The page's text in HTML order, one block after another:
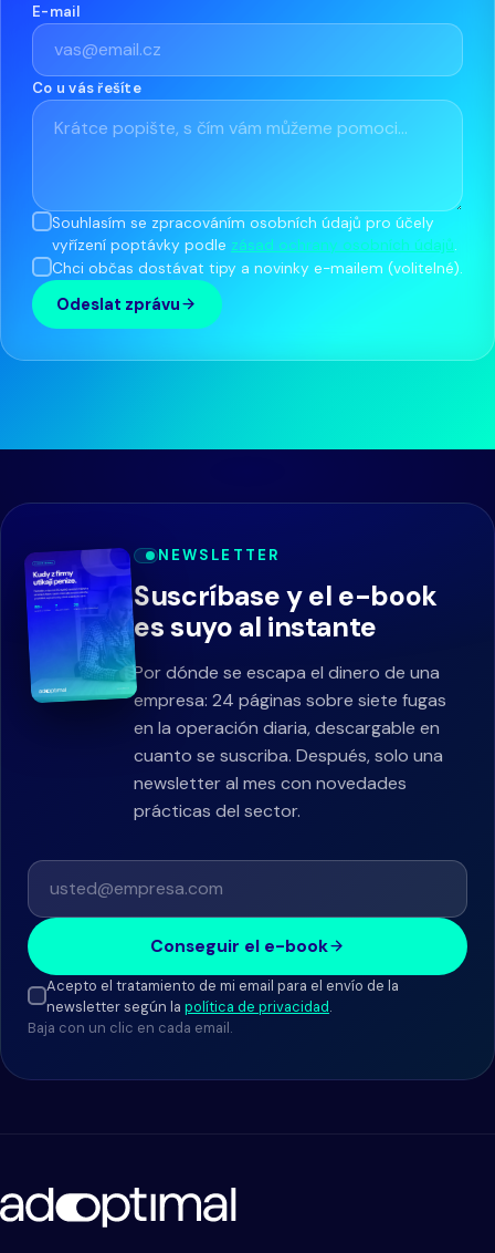
E-mail
Co u vás řešíte
Souhlasím se zpracováním osobních údajů pro účely
vyřízení poptávky podle zásad ochrany osobních údajů.
Chci občas dostávat tipy a novinky e-mailem (volitelné).
Odeslat zprávu
NEWSLETTER
Suscríbase y el e-book
es suyo al instante
Por dónde se escapa el dinero de una
empresa: 24 páginas sobre siete fugas
en la operación diaria, descargable en
cuanto se suscriba. Después, solo una
newsletter al mes con novedades
prácticas del sector.
Conseguir el e-book
Acepto el tratamiento de mi email para el envío de la
newsletter según la política de privacidad.
Baja con un clic en cada email.